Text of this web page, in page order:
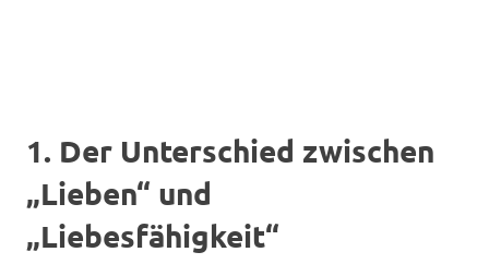
1. Der Unterschied zwischen
„Lieben“ und
„Liebesfähigkeit“